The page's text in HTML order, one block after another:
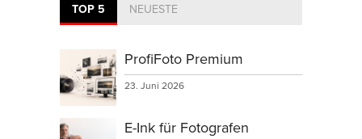
TOP 5 NEUESTE
ProfiFoto Premium
23. Juni 2026
E-Ink für Fotografen